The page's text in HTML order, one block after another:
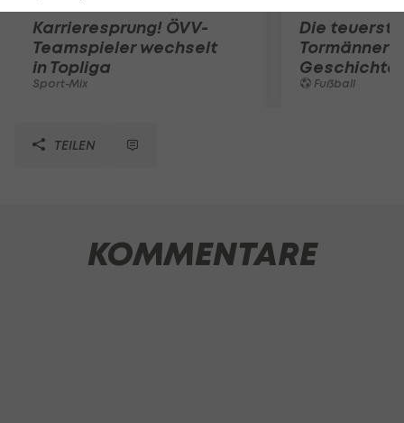
Karrieresprung! ÖVV-
Teamspieler wechselt
in Topliga
Sport-Mix
Die
Tormänner
Geschichte
Fußball
TEILEN
KOMMENTARE